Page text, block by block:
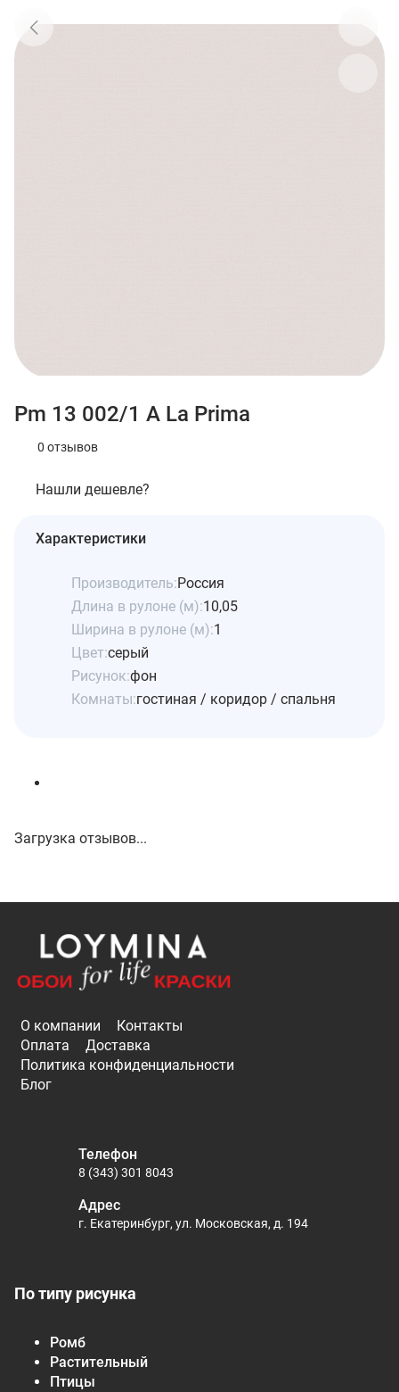
Pm 13 002/1 A La Prima
0 отзывов
Нашли дешевле?
Характеристики
Производитель:Россия
Длина в рулоне (м):10,05
Ширина в рулоне (м):1
Цвет:серый
Рисунок:фон
Комнаты:гостиная / коридор / спальня
Загрузка отзывов...
О компании
Контакты
Оплата
Доставка
Политика конфиденциальности
Блог
По типу рисунка
Ромб
Растительный
Птицы
Телефон
8 (343) 301 8043
Адрес
г. Екатеринбург, ул. Московская, д. 194